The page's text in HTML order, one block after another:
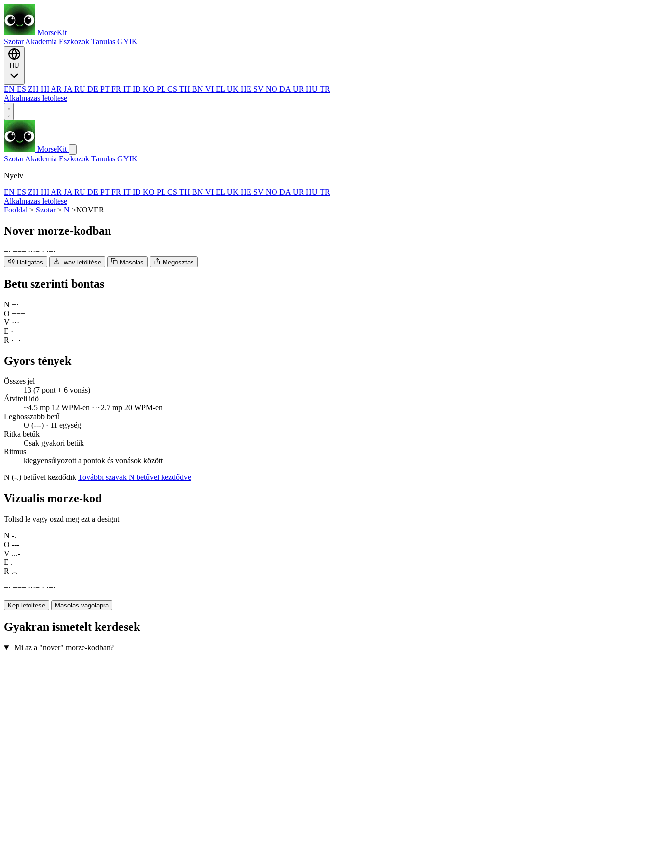
MorseKit
SzotarAkademia Eszkozok Tanulas GYIK
EN ES ZH HI AR JA RU DE PT FR IT ID KO PL CS TH BN VI EL UK HE SV NO DA UR HU TR
Alkalmazas letoltese
MorseKit
SzotarAkademia Eszkozok Tanulas GYIK
Nyelv
EN ES ZH HI AR JA RU DE PT FR IT ID KO PL CS TH BN VI EL UK HE SV NO DA UR HU TR
Alkalmazas letoltese
Fooldal > Szotar> N >NOVER
Nover morze-kodban
−· −−− ···− · ·−·
Hallgatas .wav letöltése Masolas Megosztas
Betu szerinti bontas
N −·
O −−−
V ···−
E ·
R ·−·
Gyors tények
Összes jel
13 (7 pont + 6 vonás)
Átviteli idő
~4.5 mp 12 WPM-en · ~2.7 mp 20 WPM-en
Leghosszabb betű
O (---) · 11 egység
Ritka betűk
Csak gyakori betűk
Ritmus
kiegyensúlyozott a pontok és vonások között
N (-.) betűvel kezdődik További szavak N betűvel kezdődve
Vizualis morze-kod
Toltsd le vagy oszd meg ezt a designt
N -.
O ---
V ...-
E .
R .-.
−· −−− ···− · ·−·
Kep letoltese Masolas vagolapra
Gyakran ismetelt kerdesek
Mi az a "nover" morze-kodban?